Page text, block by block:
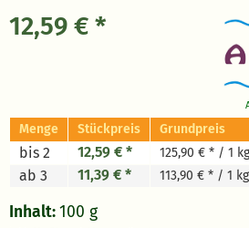
12,59 € *
Menge Stückpreis Grundpreis
bis 2 12,59 € * 125,90 € * / 1 kg
ab 3 11,39 € * 113,90 € * / 1 kg
Inhalt:100 g